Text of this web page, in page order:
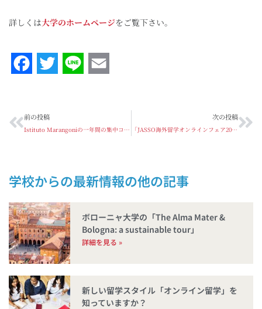
詳しくは大学のホームページをご覧下さい。
Facebook
Twitter Line
前の投稿
Istituto Marangoniの一年間の集中コースOne Year Intensive Course
次の投稿
「JASSO海外留学オンラインフェア2020～世界の留学情報ウィーク～」開催
学校からの最新情報
ボローニャ大学の「The Alma Mater &
Bologna: a sustainable tour」
詳細を見る »
新しい留学スタイル「オンライン留学」を
知っていますか？